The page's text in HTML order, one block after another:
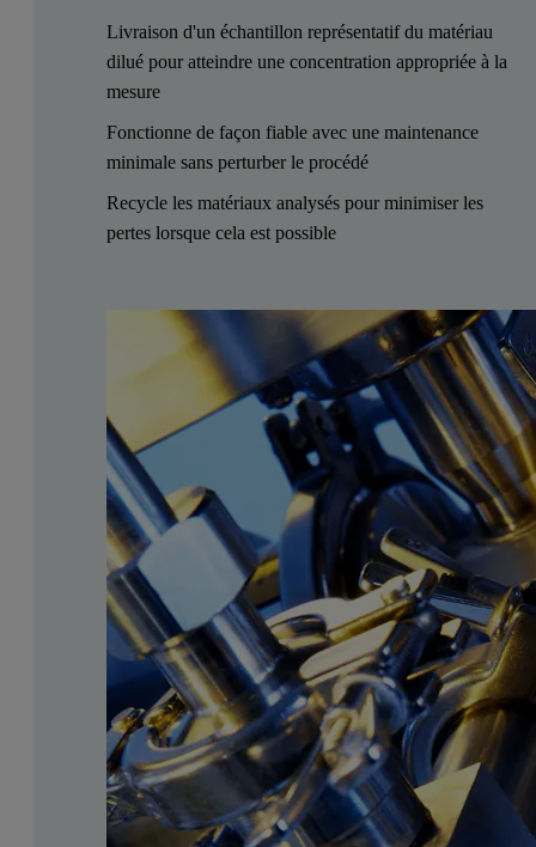
Livraison d'un échantillon représentatif du matériau
dilué pour atteindre une concentration appropriée à la
mesure
Fonctionne de façon fiable avec une maintenance
minimale sans perturber le procédé
Recycle les matériaux analysés pour minimiser les
pertes lorsque cela est possible